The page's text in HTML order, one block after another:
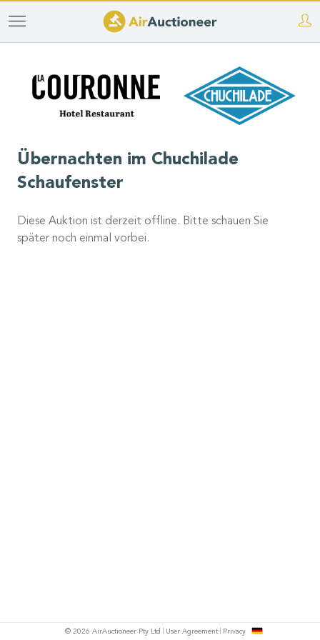
Direkt
zum
Übernachten im Chuchilade
Schaufenster
Diese Auktion ist derzeit offline. Bitte schauen Sie
später noch einmal vorbei.
© 2026 AirAuctioneer Pty Ltd User Agreement Privacy